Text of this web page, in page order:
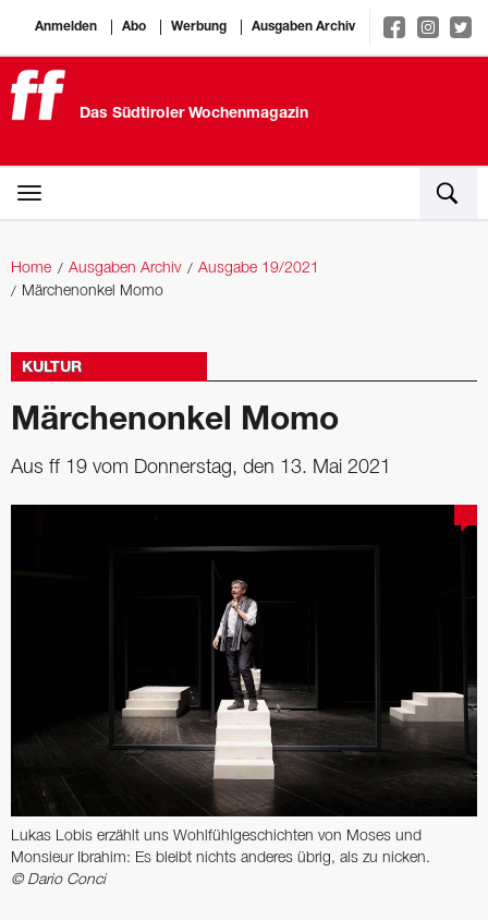
Anmelden Abo Werbung Ausgaben Archiv
Das Südtiroler Wochenmagazin
Home Ausgaben Archiv
Ausgabe 19/2021
Märchenonkel Momo
KULTUR
Märchenonkel Momo
Aus ff 19 vom Donnerstag, den 13. Mai 2021
Lukas Lobis erzählt uns Wohlfühl­geschichten von Moses und
Monsieur Ibrahim: Es bleibt nichts anderes übrig, als zu nicken.
© Dario Conci